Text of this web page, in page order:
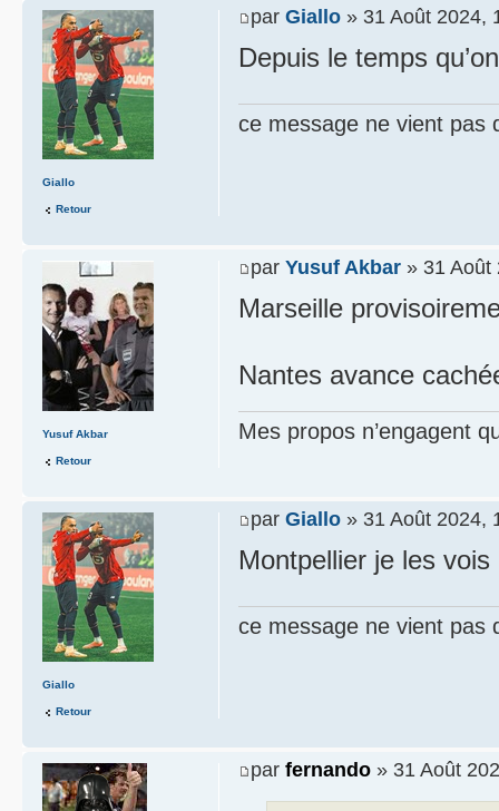
par Giallo » 31 Août 2024,
Depuis le temps
ce message ne vient pas
Giallo
Retour
par Yusuf Akbar » 31 Août
Marseille
Nantes avance
Mes propos n’engagent
Yusuf Akbar
Retour
par Giallo » 31 Août 2024,
Montpellier je les
ce message ne vient pas
Giallo
Retour
par fernando » 31 Août